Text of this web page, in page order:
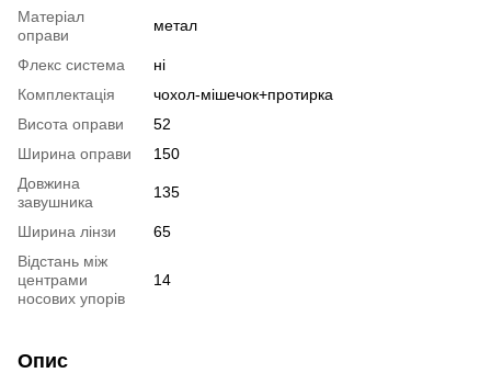
Матеріал
оправи
метал
Флекс система
ні
Комплектація
чохол-мішечок+протирка
Висота оправи
52
Ширина оправи
150
Довжина
завушника
135
Ширина лінзи
65
Відстань між
центрами
носових упорів
14
Опис